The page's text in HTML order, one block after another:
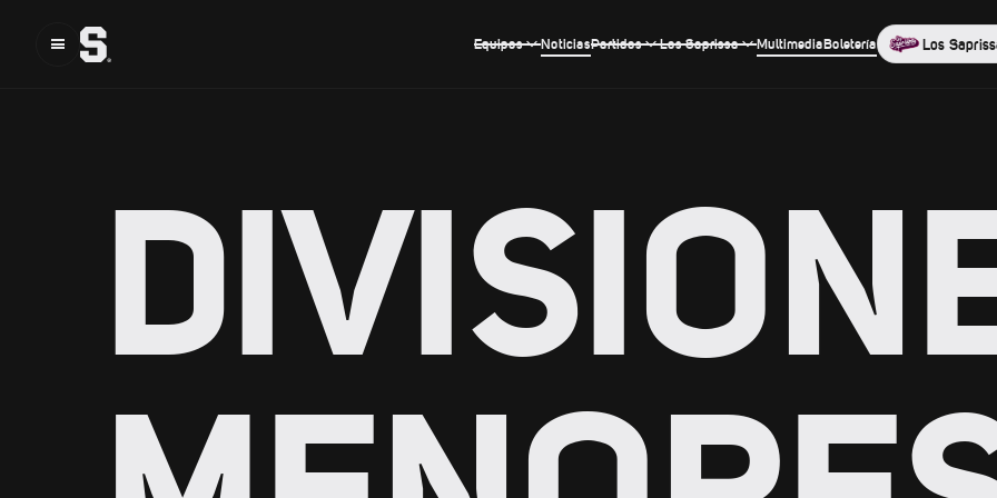
Equipos NoticiasPartidos Los Saprissa MultimediaBoletería Los